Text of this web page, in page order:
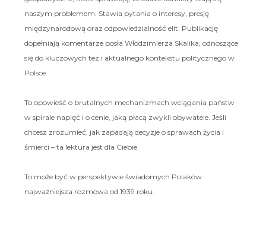
naszym problemem. Stawia pytania o interesy, presję
międzynarodową oraz odpowiedzialność elit. Publikację
dopełniają komentarze posła Włodzimierza Skalika, odnoszące
się do kluczowych tez i aktualnego kontekstu politycznego w
Polsce.
To opowieść o brutalnych mechanizmach wciągania państw
w spirale napięć i o cenie, jaką płacą zwykli obywatele. Jeśli
chcesz zrozumieć, jak zapadają decyzje o sprawach życia i
śmierci – ta lektura jest dla Ciebie.
To może być w perspektywie świadomych Polaków
najważniejsza rozmowa od 1939 roku.